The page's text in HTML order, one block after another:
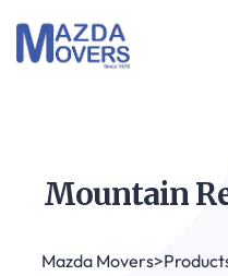
Mountain
Mazda Movers>